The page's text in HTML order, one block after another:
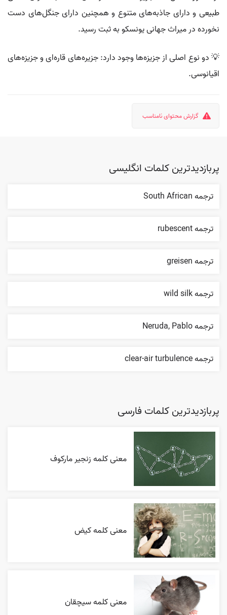
طبیعی و دارای جاذبه‌های متنوع و همچنین دارای جنگل‌های دست
نخورده در میراث جهانی یونسکو به ثبت رسید.
💡 دو نوع اصلی از جزیزه‌ها وجود دارد: جزیره‌های قاره‌ای و جزیزه‌های
اقیانوسی.
گزارش محتوای نامناسب
پربازدیدترین کلمات انگلیسی
ترجمه South African
ترجمه rubescent
ترجمه greisen
ترجمه wild silk
ترجمه Neruda, Pablo
ترجمه clear-air turbulence
پربازدیدترین کلمات فارسی
معنی کلمه زنجیر مارکوف
معنی کلمه کیض
معنی کلمه سیچقان